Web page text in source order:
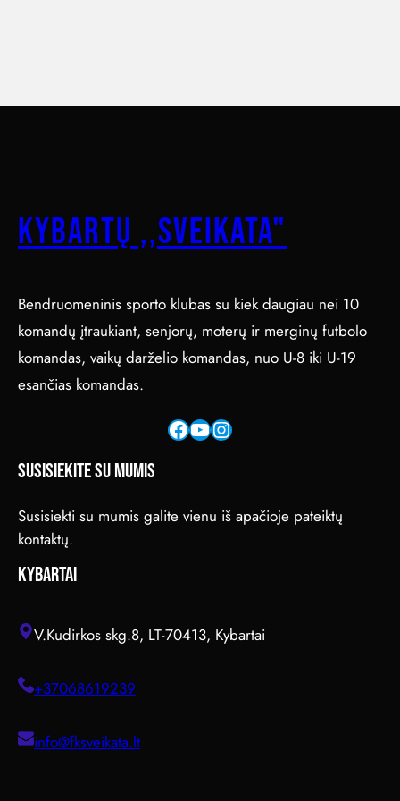
Kybartų ,,Sveikata"
Bendruomeninis sporto klubas su kiek daugiau nei 10
komandų įtraukiant, senjorų, moterų ir merginų futbolo
komandas, vaikų darželio komandas, nuo U-8 iki U-19
esančias komandas.
Facebook YouTube Instagram
SUSISIEKITE SU MUMIS
Susisiekti su mumis galite vienu iš apačioje pateiktų
kontaktų.
KYBARTAI
V.Kudirkos skg.8, LT-70413, Kybartai
+37068619239
info@fksveikata.lt